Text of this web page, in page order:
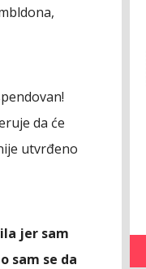
da će
utvrđeno
jer sam
sam se da